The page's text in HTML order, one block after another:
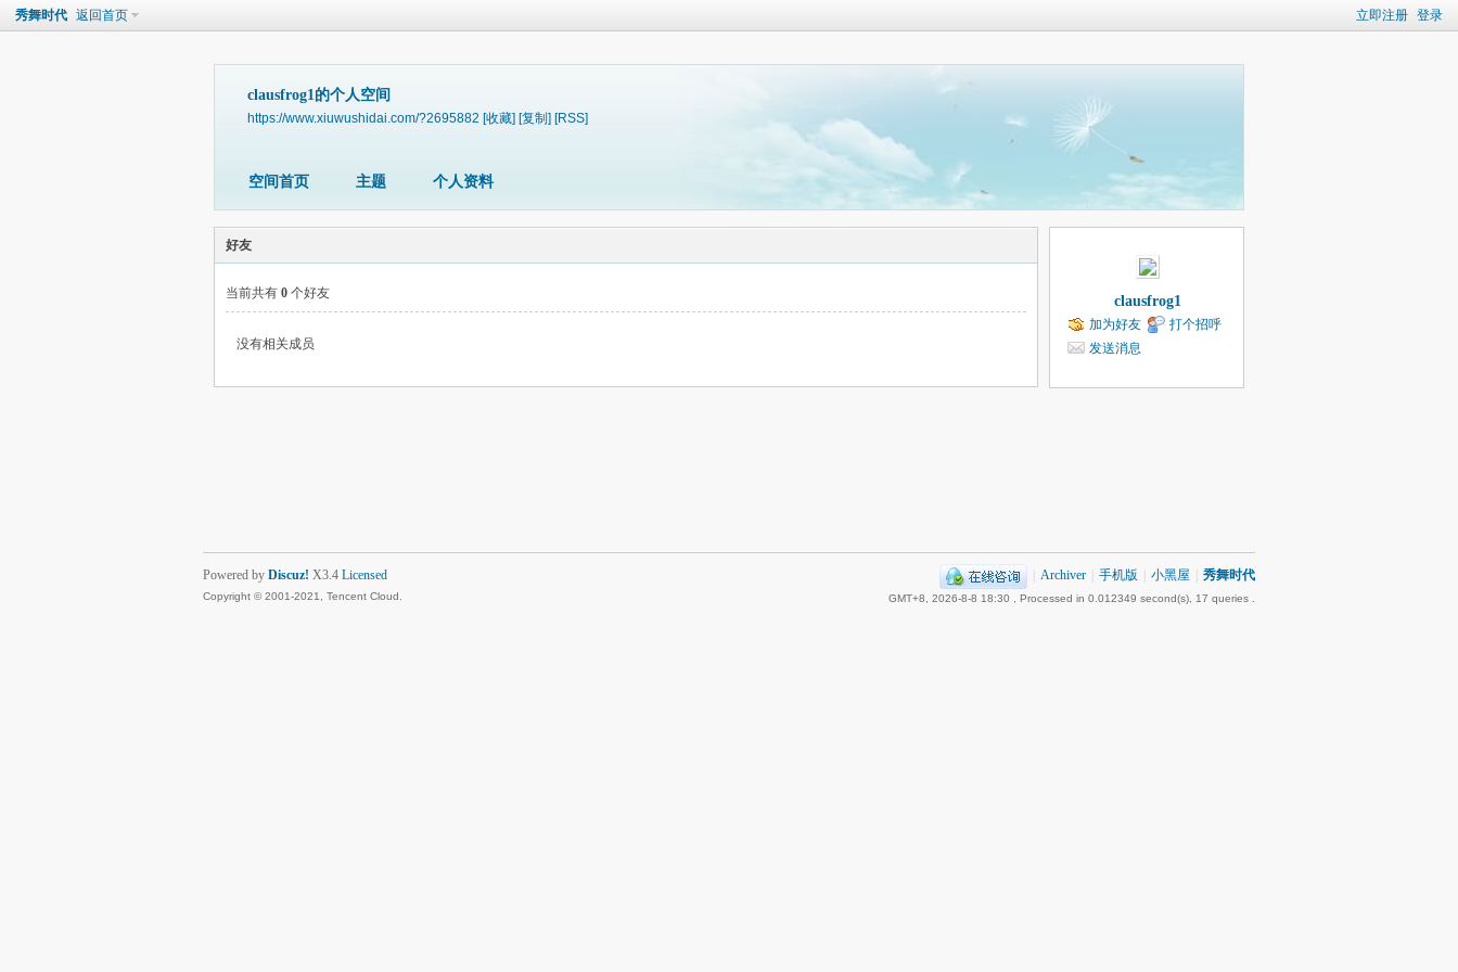
立即注册 登录
秀舞时代 返回首页
clausfrog1的个人空间
https://www.xiuwushidai.com/?2695882 [收藏] [复制] [RSS]
空间首页 主题 个人资料
好友
当前共有 0 个好友
没有相关成员
clausfrog1
加为好友
打个招呼
发送消息
Archiver 手机版 小黑屋 秀舞时代
GMT+8, 2026-8-8 18:30 , Processed in 0.012349 second(s), 17 queries .
Powered by Discuz! X3.4 Licensed
Copyright © 2001-2021, Tencent Cloud.